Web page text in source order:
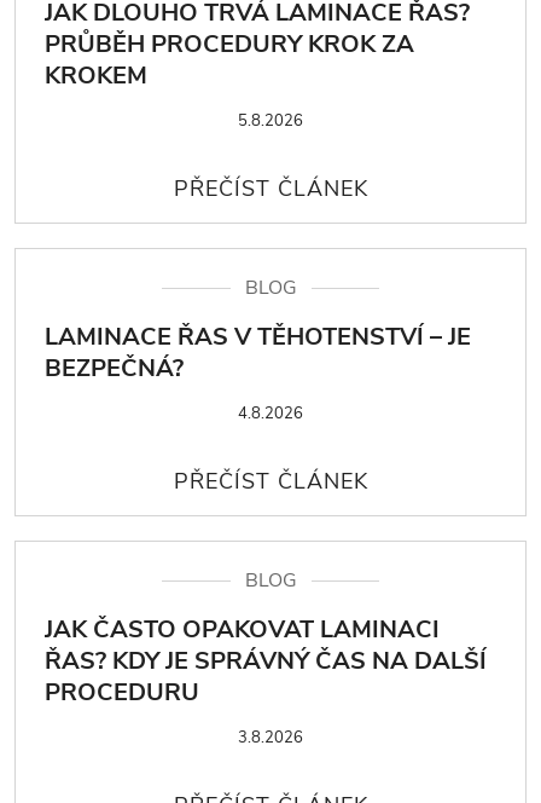
JAK DLOUHO TRVÁ LAMINACE ŘAS?
PRŮBĚH PROCEDURY KROK ZA
KROKEM
5.8.2026
BLOG
LAMINACE ŘAS V TĚHOTENSTVÍ – JE
BEZPEČNÁ?
4.8.2026
BLOG
JAK ČASTO OPAKOVAT LAMINACI
ŘAS? KDY JE SPRÁVNÝ ČAS NA DALŠÍ
PROCEDURU
3.8.2026